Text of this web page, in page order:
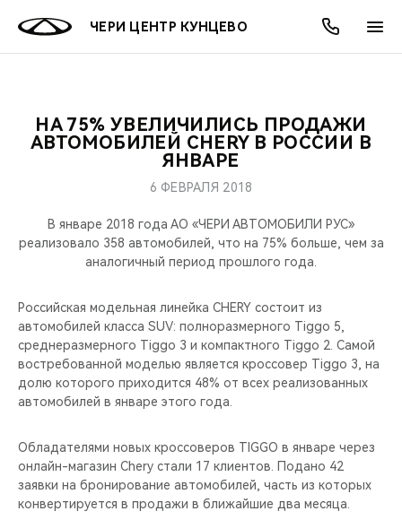
ЧЕРИ ЦЕНТР КУНЦЕВО
МОДЕЛИ
КРОССОВЕРЫ
НОВИНКИ
ПОКУПАТЕЛЯМ
КРЕДИТ И СТРАХОВАНИЕ
ВЛАДЕЛЬЦАМ
ЗАПЧАСТИ И АКСЕССУАРЫ
ПОДДЕРЖКА
CHERY CONNECT
МИР CHERY
О БРЕНДЕ
CHERY В СОЦСЕТЯХ
ЛЮДИ CHERY
БЛАГОТВОРИТЕЛЬНОСТЬ
CHERY REMOTE
CHERY И СПОРТ
НАШИ МЕРОПРИЯТИЯ
АКЦИИ
ОНЛАЙН СЕРВИСЫ
КРЕДИТ
О КОМПАНИИ
МЫ В СОЦСЕТЯХ
НА 75% УВЕЛИЧИЛИСЬ ПРОДАЖИ
АВТОМОБИЛЕЙ CHERY В РОССИИ В
ЯНВАРЕ
6 ФЕВРАЛЯ 2018
В январе 2018 года АО «ЧЕРИ АВТОМОБИЛИ РУС»
реализовало 358 автомобилей, что на 75% больше, чем за
аналогичный период прошлого года.
Российская модельная линейка CHERY состоит из
автомобилей класса SUV: полноразмерного Tiggo 5,
среднеразмерного Tiggo 3 и компактного Tiggo 2. Самой
востребованной моделью является кроссовер Tiggo 3, на
долю которого приходится 48% от всех реализованных
автомобилей в январе этого года.
Обладателями новых кроссоверов TIGGO в январе через
онлайн-магазин Chery стали 17 клиентов. Подано 42
заявки на бронирование автомобилей, часть из которых
конвертируется в продажи в ближайшие два месяца.